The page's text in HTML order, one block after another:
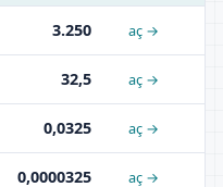
3.250 aç →
32,5 aç →
0,0325 aç →
0,0000325 aç →